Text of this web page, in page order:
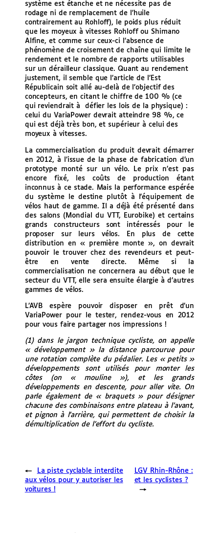
système est étanche et ne nécessite pas de
rodage ni de remplacement de l’huile
contrairement au Rohloff), le poids plus réduit
que les moyeux à vitesses Rohloff ou Shimano
Alfine, et comme sur ceux-ci l’absence de
phénomène de croisement de chaîne qui limite le
rendement et le nombre de rapports utilisables
sur un dérailleur classique. Quant au rendement
justement, il semble que l’article de l’Est
Républicain soit allé au-delà de l’objectif des
concepteurs, en citant le chiffre de 100 % (ce
qui reviendrait à défier les lois de la physique) :
celui du VariaPower devrait atteindre 98 %, ce
qui est déjà très bon, et supérieur à celui des
moyeux à vitesses.
La commercialisation du produit devrait démarrer
en 2012, à l’issue de la phase de fabrication d’un
prototype monté sur un vélo. Le prix n’est pas
encore fixé, les coûts de production étant
inconnus à ce stade. Mais la performance espérée
du système le destine plutôt à l’équipement de
vélos haut de gamme. Il a déjà été présenté dans
des salons (Mondial du VTT, Eurobike) et certains
grands constructeurs sont intéressés pour le
proposer sur leurs vélos. En plus de cette
distribution en « première monte », on devrait
pouvoir le trouver chez des revendeurs et peut-
être en vente directe. Même si la
commercialisation ne concernera au début que le
secteur du VTT, elle sera ensuite élargie à d’autres
gammes de vélos.
L’AVB espère pouvoir disposer en prêt d’un
VariaPower pour le tester, rendez-vous en 2012
pour vous faire partager nos impressions !
(1) dans le jargon technique cycliste, on appelle
« développement » la distance parcourue pour
une rotation complète du pédalier. Les « petits »
développements sont utilisés pour monter les
côtes (on « mouline »), et les grands
développements en descente, pour aller vite. On
parle également de « braquets » pour désigner
chacune des combinaisons entre plateau à l’avant,
et pignon à l’arrière, qui permettent de choisir la
démultiplication de l’effort du cycliste.
←
La piste cyclable interdite
aux vélos pour y autoriser les
voitures !
LGV Rhin-Rhône :
et les cyclistes ?
→